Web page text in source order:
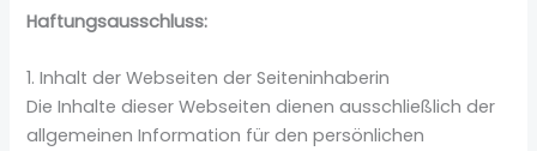
Haftungsausschluss:
1. Inhalt der Webseiten der Seiteninhaberin
Die Inhalte dieser Webseiten dienen ausschließlich der
allgemeinen Information für den persönlichen